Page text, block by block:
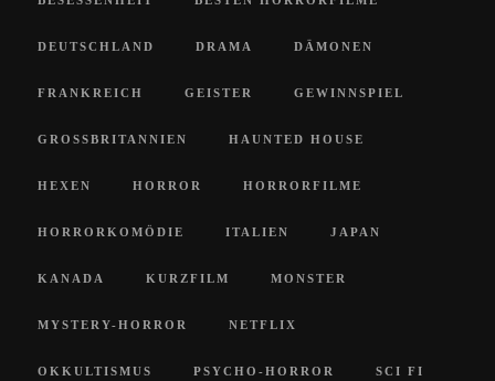
DEUTSCHLAND DRAMA DÄMONEN
FRANKREICH GEISTER GEWINNSPIEL
GROSSBRITANNIEN HAUNTED HOUSE
HEXEN HORROR HORRORFILME
HORRORKOMÖDIE ITALIEN JAPAN
KANADA KURZFILM MONSTER
MYSTERY-HORROR NETFLIX
OKKULTISMUS PSYCHO-HORROR SCI FI